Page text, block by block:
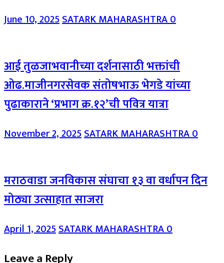
June 10, 2025SATARK MAHARASHTRA0
आई तुळजाभवानीच्या दर्शनासाठी भक्तांची
ओढ.माजीनगरसेवक संतोषभाऊ भेगडे यांच्या
पुढाकाराने ‘प्रभाग क्र.१२’ची पवित्र यात्रा
November 2, 2025SATARK MAHARASHTRA0
मराठवाडा जनविकास संघाचा १३ वा वर्धापन दिन
मोठ्या उत्साहात साजरा
April 1, 2025SATARK MAHARASHTRA0
Leave a Reply